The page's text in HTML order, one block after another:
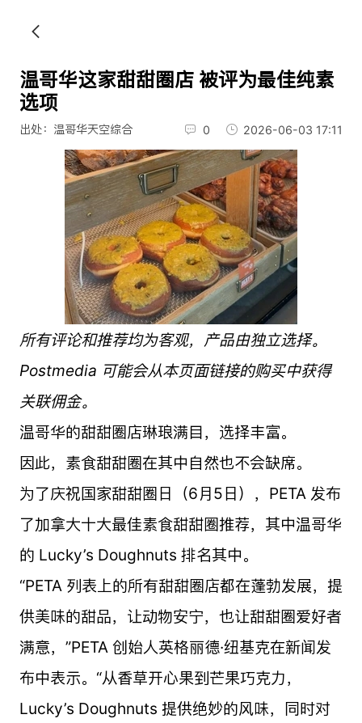
温哥华这家甜甜圈店 被评为最佳纯素
选项
出处：温哥华天空综合 0 2026-06-03 17:11
所有评论和推荐均为客观，产品由独立选择。
Postmedia 可能会从本页面链接的购买中获得
关联佣金。
温哥华的甜甜圈店琳琅满目，选择丰富。
因此，素食甜甜圈在其中自然也不会缺席。
为了庆祝国家甜甜圈日（6月5日），PETA 发布
了加拿大十大最佳素食甜甜圈推荐，其中温哥华
的 Lucky’s Doughnuts 排名其中。
“PETA 列表上的所有甜甜圈店都在蓬勃发展，提
供美味的甜品，让动物安宁，也让甜甜圈爱好者
满意，”PETA 创始人英格丽德·纽基克在新闻发
布中表示。“从香草开心果到芒果巧克力，
Lucky’s Doughnuts 提供绝妙的风味，同时对